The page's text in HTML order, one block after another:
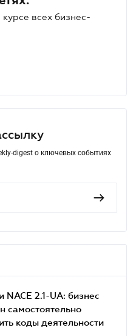
всех бизнес-
digest о ключевых событиях
NACE 2.1-UA: бизнес
самостоятельно
коды деятельности